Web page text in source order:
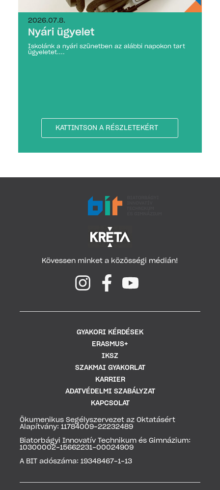
2026.07.8.
Nyári ügyelet
Iskolánk a nyári szünetben az alábbi napokon tart
ügyeletet....
KATTINTSON A RÉSZLETEKÉRT
Kövessen minket a közösségi médián!
GYAKORI KÉRDÉSEK
ERASMUS+
IKSZ
SZAKMAI GYAKORLAT
KARRIER
ADATVÉDELMI SZABÁLYZAT
KAPCSOLAT
Ökumenikus Segélyszervezet az Oktatásért
Alapítvány: 11784009-22232489
Biatorbágyi Innovatív Technikum és Gimnázium:
10300002-15662231-00024909
A BIT adószáma: 19348467-1-13